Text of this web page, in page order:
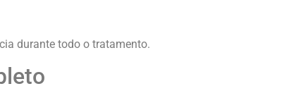
durante todo o tratamento.